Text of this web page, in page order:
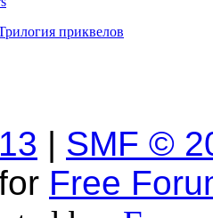
приквелов
| SMF ©
Free